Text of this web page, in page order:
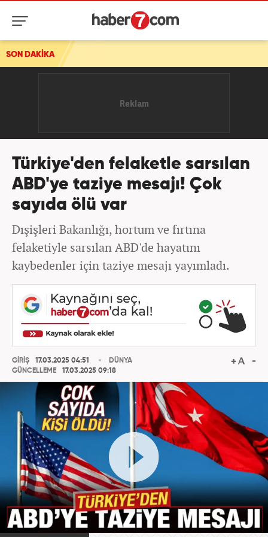
SON DAKİKA
Türkiye'den felaketle sarsılan
ABD'ye taziye mesajı! Çok
sayıda ölü var
Dışişleri Bakanlığı, hortum ve fırtına
felaketiyle sarsılan ABD'de hayatını
kaybedenler için taziye mesajı yayımladı.
GİRİŞ
17.03.2025 04:51
GÜNCELLEME
17.03.2025 09:18
DÜNYA